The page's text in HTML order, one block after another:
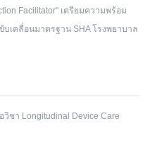
Facilitator" เตรียมความพร้อม
บเคลื่อนมาตรฐาน SHA โรงพยาบาล
ชา Longitudinal Device Care